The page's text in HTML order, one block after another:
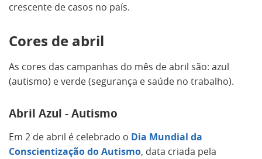
crescente de casos no país.
Cores de abril
As cores das campanhas do mês de abril são: azul
(autismo) e verde (segurança e saúde no trabalho).
Abril Azul - Autismo
Em 2 de abril é celebrado o Dia Mundial da
Conscientização do Autismo, data criada pela